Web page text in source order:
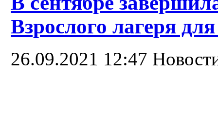
Взрослого лагеря
26.09.2021 12:47